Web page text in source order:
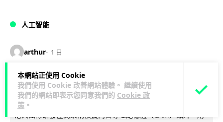
本網站正使用 Cookie
我們使用 Cookie 改善網站體驗。 繼續使用
我們的網站即表示您同意我們的 Cookie 政
策 。
人工智能
arthur 1 日
港大工程學院研極簡架構晶片 搜尋速度
勝標準 CPU 1 億倍
港大團隊研發極簡架構模擬內容尋址記憶體（CAM）晶片，用